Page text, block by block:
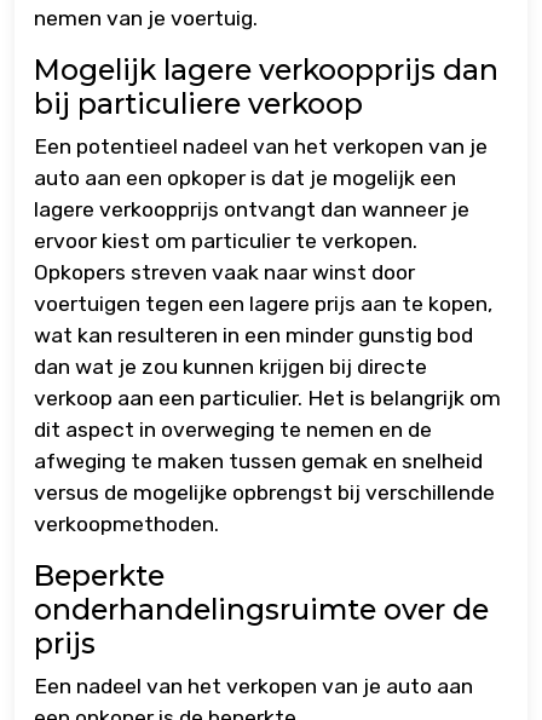
nemen van je voertuig.
Mogelijk lagere verkoopprijs dan
bij particuliere verkoop
Een potentieel nadeel van het verkopen van je
auto aan een opkoper is dat je mogelijk een
lagere verkoopprijs ontvangt dan wanneer je
ervoor kiest om particulier te verkopen.
Opkopers streven vaak naar winst door
voertuigen tegen een lagere prijs aan te kopen,
wat kan resulteren in een minder gunstig bod
dan wat je zou kunnen krijgen bij directe
verkoop aan een particulier. Het is belangrijk om
dit aspect in overweging te nemen en de
afweging te maken tussen gemak en snelheid
versus de mogelijke opbrengst bij verschillende
verkoopmethoden.
Beperkte
onderhandelingsruimte over de
prijs
Een nadeel van het verkopen van je auto aan